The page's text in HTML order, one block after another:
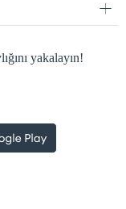
yakalayın!